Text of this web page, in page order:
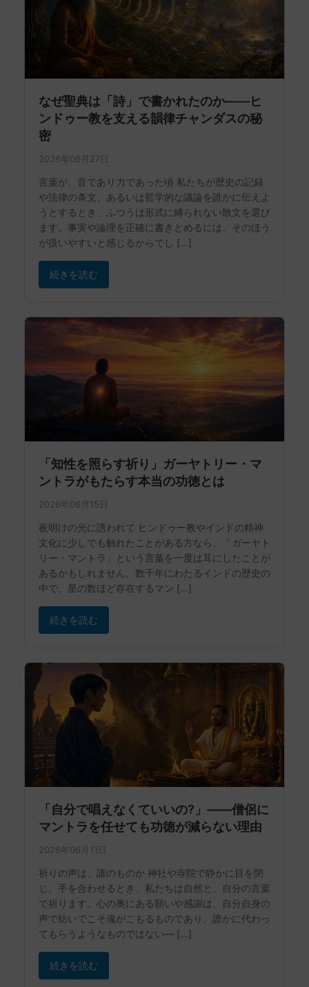
なぜ聖典は「詩」で書かれたのか――ヒ
ンドゥー教を支える韻律チャンダスの秘
密
2026年06月27日
言葉が、音であり力であった頃 私たちが歴史の記録
や法律の条文、あるいは哲学的な議論を誰かに伝えよ
うとするとき、ふつうは形式に縛られない散文を選び
ます。事実や論理を正確に書きとめるには、そのほう
が扱いやすいと感じるからでし […]
続きを読む
「知性を照らす祈り」ガーヤトリー・マ
ントラがもたらす本当の功徳とは
2026年06月15日
夜明けの光に誘われて ヒンドゥー教やインドの精神
文化に少しでも触れたことがある方なら、「ガーヤト
リー・マントラ」という言葉を一度は耳にしたことが
あるかもしれません。数千年にわたるインドの歴史の
中で、星の数ほど存在するマン […]
続きを読む
「自分で唱えなくていいの?」——僧侶に
マントラを任せても功徳が減らない理由
2026年06月11日
祈りの声は、誰のものか 神社や寺院で静かに目を閉
じ、手を合わせるとき、私たちは自然と、自分の言葉
で祈ります。心の奥にある願いや感謝は、自分自身の
声で紡いでこそ魂がこもるものであり、誰かに代わっ
てもらうようなものではない— […]
続きを読む